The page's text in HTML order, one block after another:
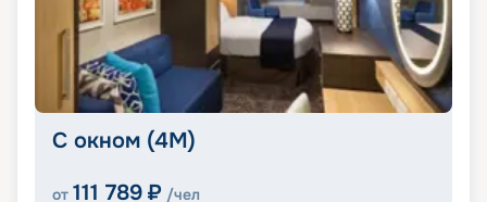
С окном (4M)
от 111 789 ₽ /чел